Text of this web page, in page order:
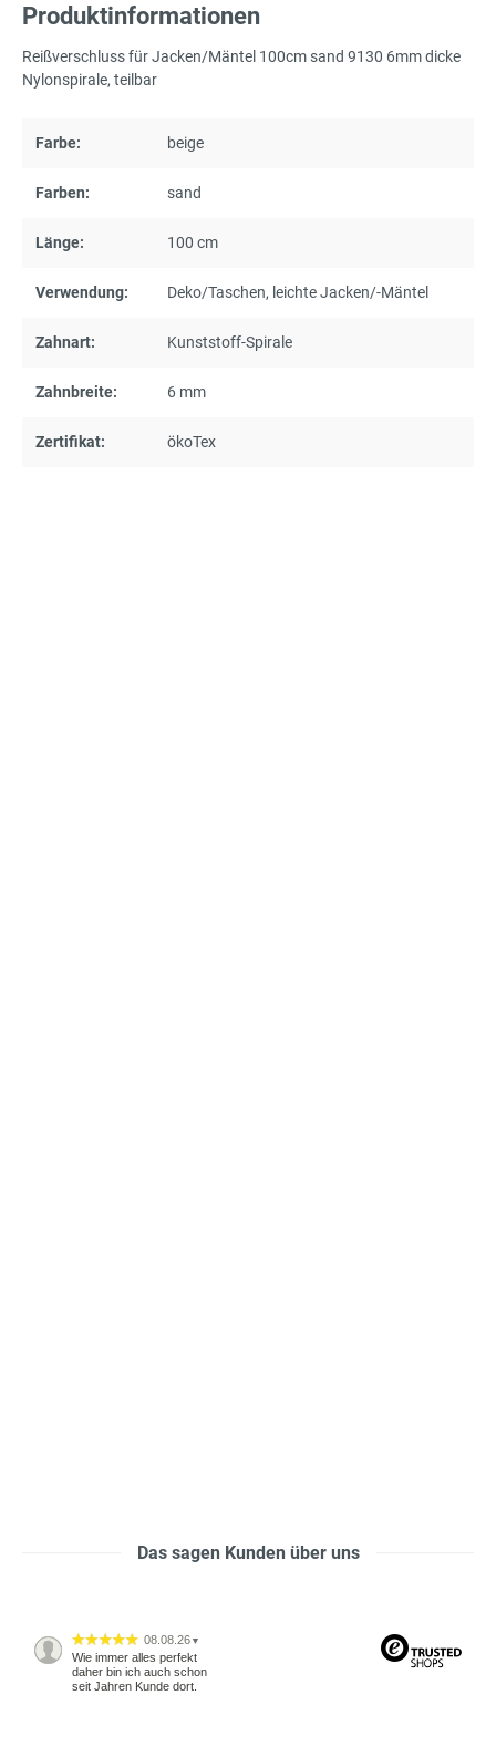
Produktinformationen
Reißverschluss für Jacken/Mäntel 100cm sand 9130 6mm dicke
Nylonspirale, teilbar
Farbe: beige
Farben: sand
Länge: 100 cm
Verwendung: Deko/Taschen, leichte Jacken/-Mäntel
Zahnart: Kunststoff-Spirale
Zahnbreite: 6 mm
Zertifikat: ökoTex
Das sagen Kunden über uns
08.08.26 ▼
Wie immer alles perfekt
daher bin ich auch schon
seit Jahren Kunde dort.